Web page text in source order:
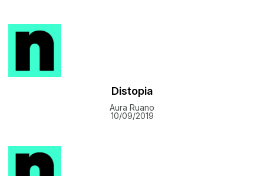
Distopia
Aura Ruano
10/09/2019